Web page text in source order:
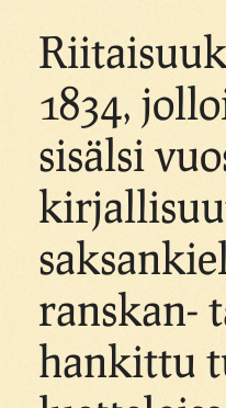
1834,
sisälsi
ranskan-
hankittu